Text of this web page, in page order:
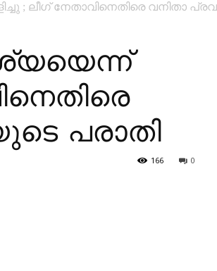
; ലീഗ് നേതാവിനെതിരെ വനിതാ
പരാതി
0
166